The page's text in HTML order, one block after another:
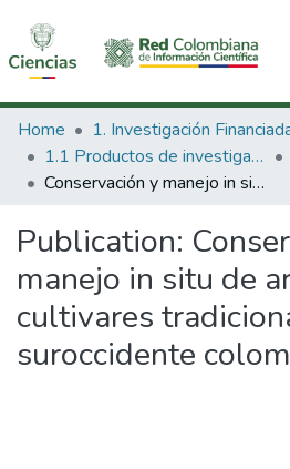
Communities & Collections
All of DSpace
Home
1.1 Productos de investigación
Conservación y manejo in situ de arvenses y cultivares tradicionales en el suroccidente colombiano.
Publication:
manejo in situ de
cultivares
suroccidente